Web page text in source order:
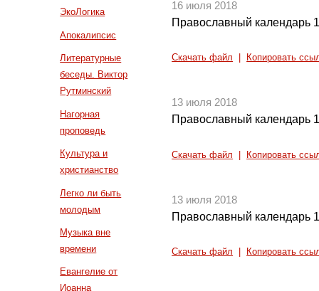
ЭкоЛогика
Апокалипсис
Литературные
беседы. Виктор
Рутминский
Нагорная
проповедь
Культура и
христианство
Легко ли быть
молодым
Музыка вне
времени
Евангелие от
Иоанна
16 июля 2018
Православный календарь
Скачать файл Копировать
13 июля 2018
Православный календарь
Скачать файл Копировать
13 июля 2018
Православный календарь
Скачать файл Копировать